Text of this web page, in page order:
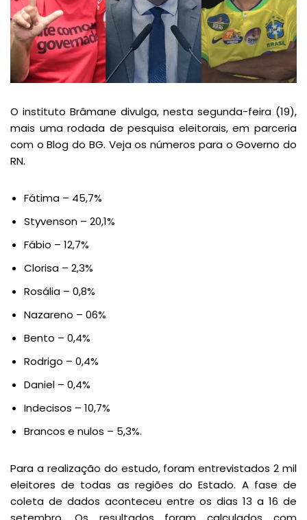
O instituto Brâmane divulga, nesta segunda-feira (19),
mais uma rodada de pesquisa eleitorais, em parceria
com o Blog do BG. Veja os números para o Governo do
RN.
Fátima – 45,7%
Styvenson – 20,1%
Fábio – 12,7%
Clorisa – 2,3%
Rosália – 0,8%
Nazareno – 06%
Bento – 0,4%
Rodrigo – 0,4%
Daniel – 0,4%
Indecisos – 10,7%
Brancos e nulos – 5,3%.
Para a realização do estudo, foram entrevistados 2 mil
eleitores de todas as regiões do Estado. A fase de
coleta de dados aconteceu entre os dias 13 a 16 de